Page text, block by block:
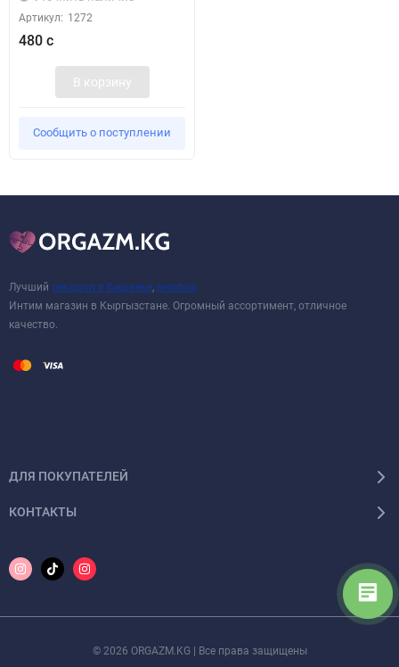
Артикул: 1272
480 с
В корзину
Сообщить о поступлении
Лучший сексшоп в Бишкеке sexshop
Интим магазин в Кыргызстане. Огромный ассортимент, отличное
качество.
ДЛЯ ПОКУПАТЕЛЕЙ
КОНТАКТЫ
© 2026 ORGAZM.KG | Все права защищены